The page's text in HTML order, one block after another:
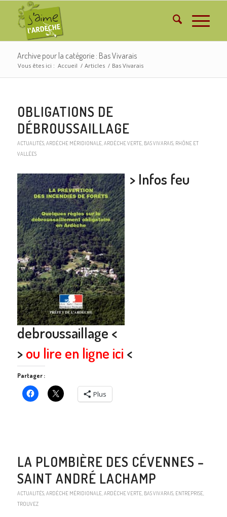
Archive pour la catégorie : Bas Vivarais
Vous êtes ici : Accueil / Articles / Bas Vivarais
OBLIGATIONS DE
DÉBROUSSAILLAGE
ACTUALITÉS, ARDÈCHE MÉRIDIONALE, ARDÈCHE VERTE, BAS VIVARAIS, RHÔNE ET
VALLÉES
> Infos feu
debroussaillage <
>ou lire en ligne ici <
Partager :
Plus
LA PLOMBIÈRE DES CÉVENNES –
SAINT ANDRÉ LACHAMP
ACTUALITÉS, ARDÈCHE MÉRIDIONALE, ARDÈCHE VERTE, BAS VIVARAIS, ENTREPRISE,
TROUVEZ